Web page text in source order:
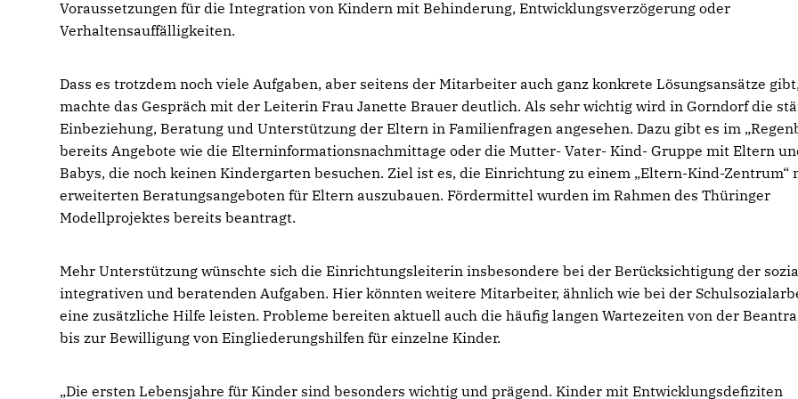
Voraussetzungen für die Integration von Kindern mit Behinderung, Entwicklungsverzögerung oder
Verhaltensauffälligkeiten.
Dass es trotzdem noch viele Aufgaben, aber seitens der Mitarbeiter auch ganz konkrete Lösungsansätze gibt,
machte das Gespräch mit der Leiterin Frau Janette Brauer deutlich. Als sehr wichtig wird in Gorndorf die
Einbeziehung, Beratung und Unterstützung der Eltern in Familienfragen angesehen. Dazu gibt es im
bereits Angebote wie die Elterninformationsnachmittage oder die Mutter- Vater- Kind- Gruppe mit Eltern
Babys, die noch keinen Kindergarten besuchen. Ziel ist es, die Einrichtung zu einem „Eltern-Kind-Zentrum“
erweiterten Beratungsangeboten für Eltern auszubauen. Fördermittel wurden im Rahmen des Thüringer
Modellprojektes bereits beantragt.
Mehr Unterstützung wünschte sich die Einrichtungsleiterin insbesondere bei der Berücksichtigung der
integrativen und beratenden Aufgaben. Hier könnten weitere Mitarbeiter, ähnlich wie bei der
eine zusätzliche Hilfe leisten. Probleme bereiten aktuell auch die häufig langen Wartezeiten von der
bis zur Bewilligung von Eingliederungshilfen für einzelne Kinder.
Die ersten Lebensjahre für Kinder sind besonders wichtig und prägend. Kinder mit Entwicklungsdefiziten